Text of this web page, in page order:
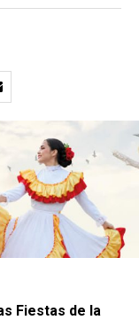
Fiestas de la